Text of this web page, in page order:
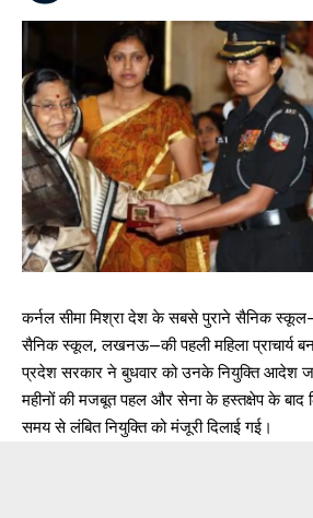
कर्नल सीमा मिश्रा देश के सबसे पुराने सैनिक
सैनिक स्कूल, लखनऊ—की पहली महिला प्राचार्य
प्रदेश सरकार ने बुधवार को उनके नियुक्ति आदेश
महीनों की मजबूत पहल और सेना के हस्तक्षेप के बाद
समय से लंबित नियुक्ति को मंजूरी दिलाई गई।